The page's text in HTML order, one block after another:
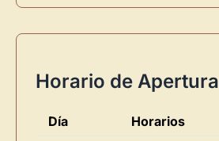
Horario de Apertura
Día Horarios